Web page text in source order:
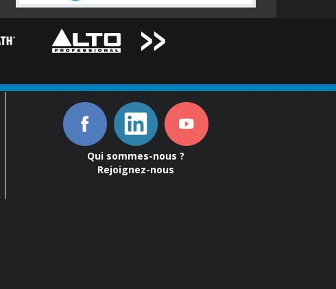
Qui sommes-nous ?
Rejoignez-nous